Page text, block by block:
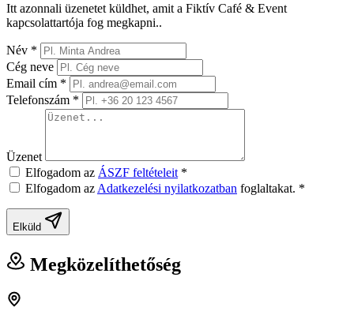
Itt azonnali üzenetet küldhet, amit a Fiktív Café & Event
kapcsolattartója fog megkapni..
Név *
Cég neve
Email cím *
Telefonszám *
Üzenet
Elfogadom az ÁSZF feltételeit *
Elfogadom az Adatkezelési nyilatkozatban foglaltakat. *
Elküld
Megközelíthetőség